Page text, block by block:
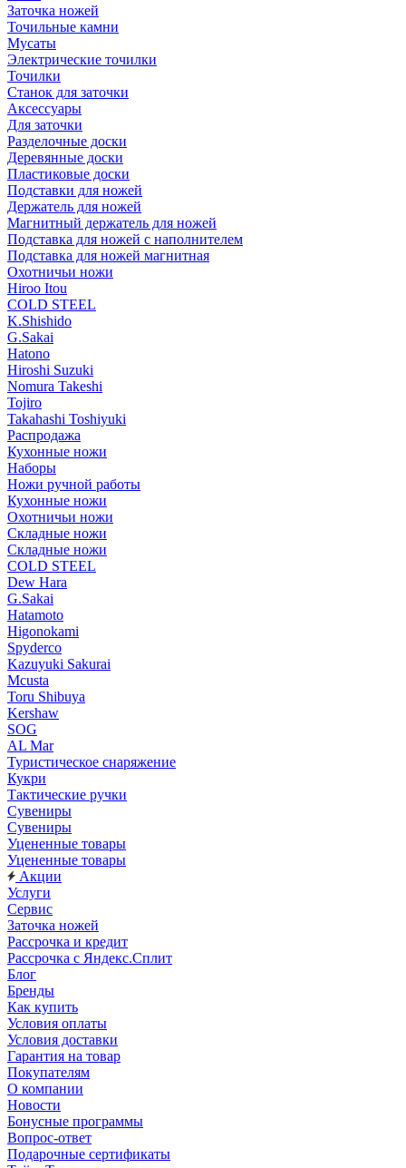
Заточка ножей
Точильные камни
Мусаты
Электрические точилки
Точилки
Станок для заточки
Аксессуары
Для заточки
Разделочные доски
Деревянные доски
Пластиковые доски
Подставки для ножей
Держатель для ножей
Магнитный держатель для ножей
Подставка для ножей с наполнителем
Подставка для ножей магнитная
Охотничьи ножи
Hiroo Itou
COLD STEEL
K.Shishido
G.Sakai
Hatono
Hiroshi Suzuki
Nomura Takeshi
Tojiro
Takahashi Toshiyuki
Распродажа
Кухонные ножи
Наборы
Ножи ручной работы
Кухонные ножи
Охотничьи ножи
Складные ножи
Складные ножи
COLD STEEL
Dew Hara
G.Sakai
Hatamoto
Higonokami
Spyderco
Kazuyuki Sakurai
Mcusta
Toru Shibuya
Kershaw
SOG
AL Mar
Туристическое снаряжение
Кукри
Тактические ручки
Сувениры
Сувениры
Уцененные товары
Уцененные товары
Акции
Услуги
Сервис
Заточка ножей
Рассрочка и кредит
Рассрочка с Яндекс.Сплит
Блог
Бренды
Как купить
Условия оплаты
Условия доставки
Гарантия на товар
Покупателям
О компании
Новости
Бонусные программы
Вопрос-ответ
Подарочные сертификаты